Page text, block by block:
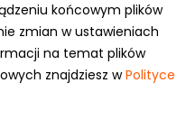
Opony.com.pl
końcowym plików
zmian w ustawieniach
na temat plików
znajdziesz wPolityce